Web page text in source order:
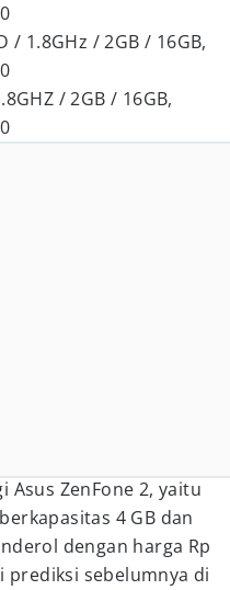
/ 1.8GHz / 2GB / 16GB,
/ 2GB / 16GB,
ZenFone 2, yaitu
4 GB dan
dengan harga Rp
prediksi sebelumnya di